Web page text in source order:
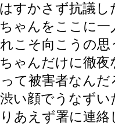
すかさず抗議し
ちゃんをここに
れこそ向こうの
ちゃんだけに徹
て被害者なん
い顔でうなずい
りあえず署に連